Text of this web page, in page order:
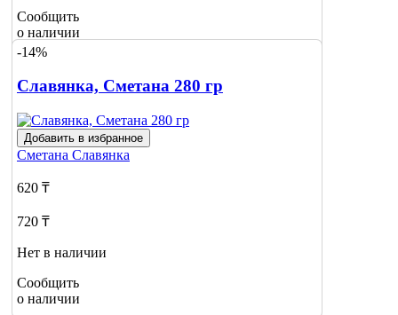
Сообщить
о наличии
-14%
Славянка, Сметана 280 гр
Добавить в избранное
Сметана Славянка
620 ₸
720 ₸
Нет в наличии
Сообщить
о наличии